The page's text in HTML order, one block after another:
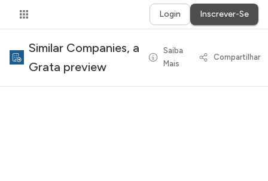
Login Inscrever-Se
Similar Companies, a
Grata preview
Saiba
Mais
Compartilhar